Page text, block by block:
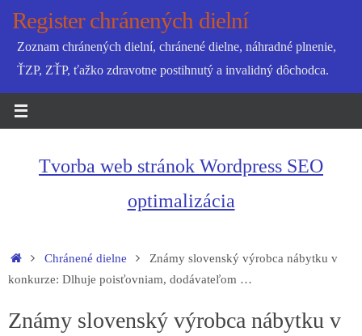
SkipRegister chránených dielní
Zoznam chránených dielní, chránené dielne, náhradné plnenie,
ŤZP, ZŤP, ťažko zdravotne postihnutý a invalidný dôchodca.
Tvorba web stránok Wordpress SEO
optimalizácia
HomeChránené dielne
Známy slovenský výrobca nábytku v
konkurze: Dlhuje poisťovniam, dodávateľom …
Známy slovenský výrobca nábytku v